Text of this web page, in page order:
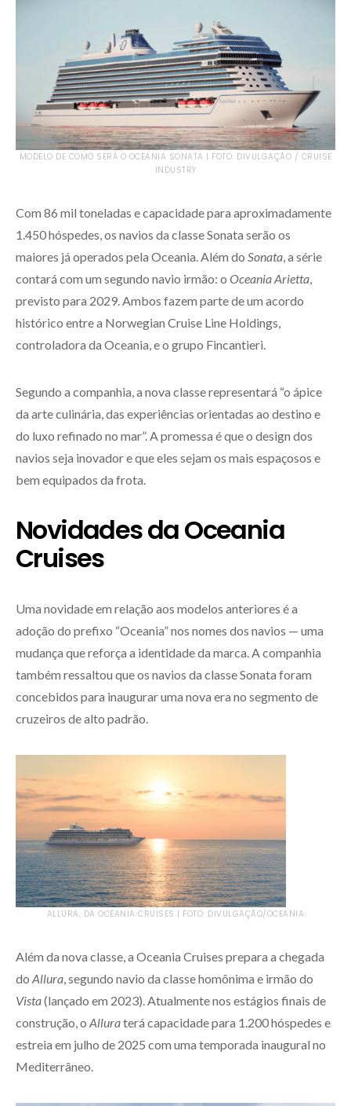
MODELO DE COMO SERÁ O OCEANIA SONATA | FOTO: DIVULGAÇÃO / CRUISE
INDUSTRY
Com 86 mil toneladas e capacidade para aproximadamente
1.450 hóspedes, os navios da classe Sonata serão os
maiores já operados pela Oceania. Além do Sonata, a série
contará com um segundo navio irmão: o Oceania Arietta,
previsto para 2029. Ambos fazem parte de um acordo
histórico entre a Norwegian Cruise Line Holdings,
controladora da Oceania, e o grupo Fincantieri.
Segundo a companhia, a nova classe representará “o ápice
da arte culinária, das experiências orientadas ao destino e
do luxo refinado no mar”. A promessa é que o design dos
navios seja inovador e que eles sejam os mais espaçosos e
bem equipados da frota.
Novidades da Oceania
Cruises
Uma novidade em relação aos modelos anteriores é a
adoção do prefixo “Oceania” nos nomes dos navios — uma
mudança que reforça a identidade da marca. A companhia
também ressaltou que os navios da classe Sonata foram
concebidos para inaugurar uma nova era no segmento de
cruzeiros de alto padrão.
ALLURA, DA OCEANIA CRUISES | FOTO: DIVULGAÇÃO/OCEANIA
Além da nova classe, a Oceania Cruises prepara a chegada
do Allura, segundo navio da classe homônima e irmão do
Vista(lançado em 2023). Atualmente nos estágios finais de
construção, o Alluraterá capacidade para 1.200 hóspedes e
estreia em julho de 2025 com uma temporada inaugural no
Mediterrâneo.